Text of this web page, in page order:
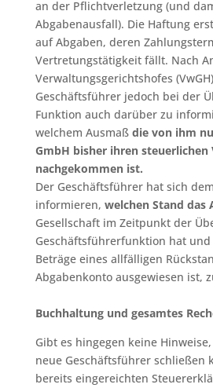
an der Pflichtverletzung (und
Abgabenausfall). Die Haftung
auf Abgaben, deren
Vertretungstätigkeit fällt. Nach
Verwaltungsgerichtshofes
Geschäftsführer jedoch bei der
Funktion auch darüber zu
welchem Ausmaß die von ihm
GmbH bisher ihren
nachgekommen ist.
Der Geschäftsführer hat sich
informieren, welchen Stand das
Gesellschaft im Zeitpunkt der
Geschäftsführerfunktion hat
Beträge eines allfälligen
Abgabenkonto ausgewiesen ist,
Buchhaltung und gesamtes
Gibt es hingegen keine
neue Geschäftsführer schließen
bereits eingereichten